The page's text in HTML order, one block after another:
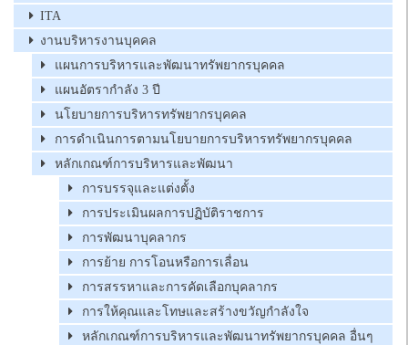
ITA
งานบริหารงานบุคคล
แผนการบริหารและพัฒนาทรัพยากรบุคคล
แผนอัตรากำลัง 3 ปี
นโยบายการบริหารทรัพยากรบุคคล
การดำเนินการตามนโยบายการบริหารทรัพยากรบุคคล
หลักเกณฑ์การบริหารและพัฒนา
การบรรจุและแต่งตั้ง
การประเมินผลการปฏิบัติราชการ
การพัฒนาบุคลากร
การย้าย การโอนหรือการเลื่อน
การสรรหาและการคัดเลือกบุคลากร
การให้คุณและโทษและสร้างขวัญกำลังใจ
หลักเกณฑ์การบริหารและพัฒนาทรัพยากรบุคคล อื่นๆ